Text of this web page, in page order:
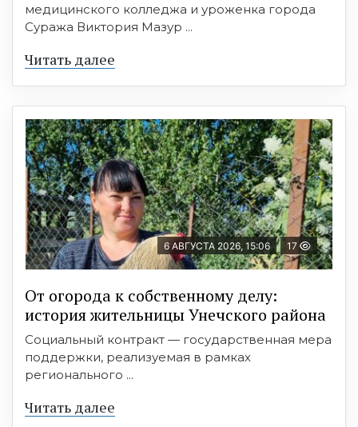
медицинского колледжа и уроженка города
Суража Виктория Мазур ...
Читать далее
6 АВГУСТА 2026, 15:06 17
От огорода к собственному делу:
история жительницы Унечского района
Социальный контракт — государственная мера
поддержки, реализуемая в рамках
регионального ...
Читать далее